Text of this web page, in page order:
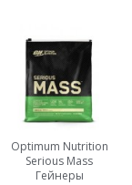
Optimum Nutrition
Serious Mass
Гейнеры